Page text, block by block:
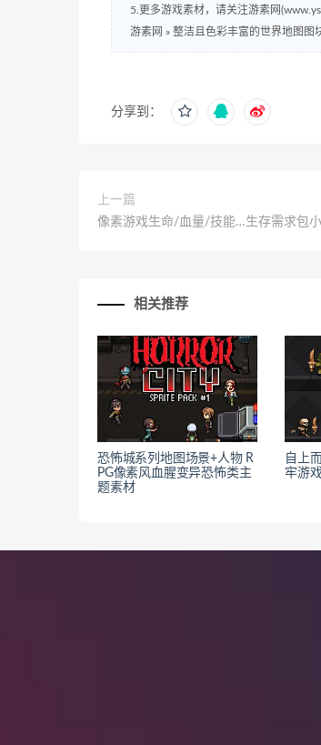
5.更多游戏素材，请关注游素网
游素网 » 整洁且色彩丰富的世界地图图
分享到：
上一篇
像素游戏生命/血量/技能…生存需求包
相关推荐
恐怖城系列地图场景+人物 R
PG像素风血腥变异恐怖类主
题素材
自上
牢游